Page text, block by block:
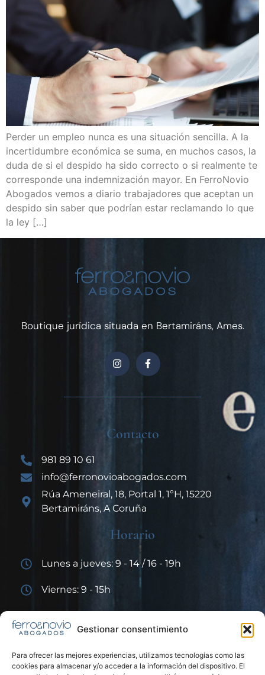
Gestionar consentimiento
Para ofrecer las mejores experiencias, utilizamos tecnologías como las
cookies para almacenar y/o acceder a la información del dispositivo. El
Perder un empleo nunca es una situación sencilla. A la
incertidumbre económica se suma, en muchos casos, la
duda de si el despido ha sido correcto o si realmente te
corresponde una indemnización mayor. En FerroNovio
Abogados vemos a diario trabajadores que aceptan un
despido sin saber que podrían estar reclamando lo que
la ley […]
Boutique jurídica situada en Bertamiráns, Ames.
Enlaces de interés
Contacto
981 89 10 61
info@ferronovioabogados.com
Rúa Ameneiral, 18, Portal 1, 1ºH, 15220
Bertamiráns, A Coruña
Horario
Lunes a jueves: 9 - 14 / 16 - 19h
Viernes: 9 - 15h